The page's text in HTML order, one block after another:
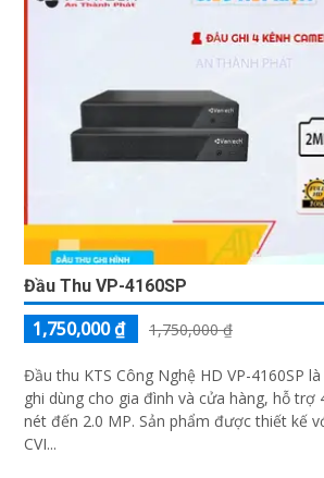
Đầu Thu VP-4160SP
1,750,000 ₫ 1,750,000 ₫
Đầu thu KTS Công Nghệ HD VP-4160SP
ghi dùng cho gia đình và cửa hàng, hỗ trợ
nét đến 2.0 MP. Sản phẩm được thiết kế với công nghệ AHD
CVI...